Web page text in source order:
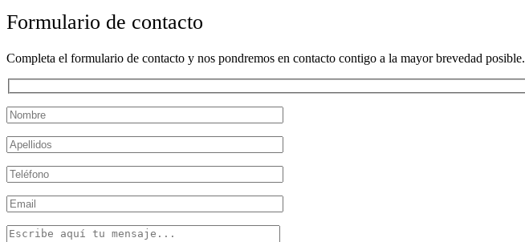
Formulario de contacto
Completa el formulario de contacto y nos pondremos en contacto contigo a la mayor brevedad posible.